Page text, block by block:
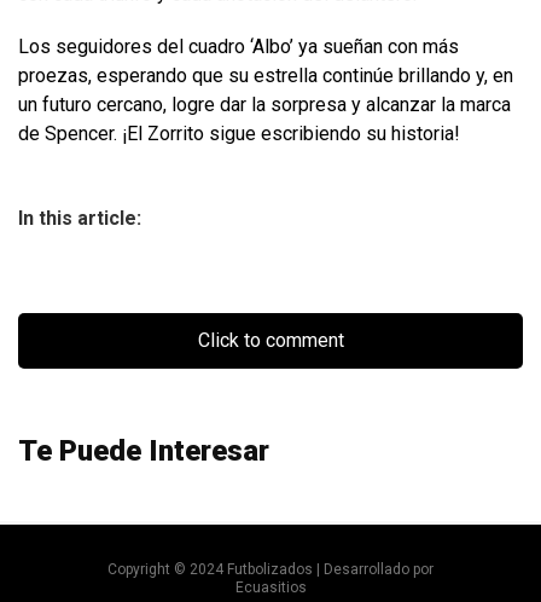
Los seguidores del cuadro ‘Albo’ ya sueñan con más
proezas, esperando que su estrella continúe brillando y, en
un futuro cercano, logre dar la sorpresa y alcanzar la marca
de Spencer. ¡El Zorrito sigue escribiendo su historia!
In this article:
Click to comment
Te Puede Interesar
Copyright © 2024 Futbolizados | Desarrollado por
Ecuasitios